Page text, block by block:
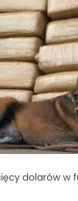
dolarów w